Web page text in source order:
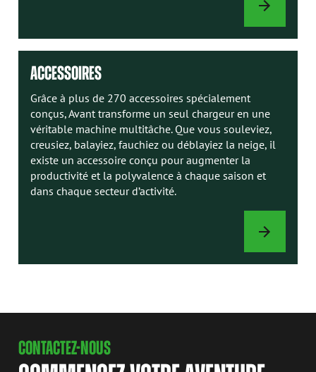
MANUELS
ACCESSOIRES
Grâce à plus de 270 accessoires spécialement
conçus, Avant transforme un seul chargeur en une
véritable machine multitâche. Que vous souleviez,
creusiez, balayiez, fauchiez ou déblayiez la neige, il
existe un accessoire conçu pour augmenter la
productivité et la polyvalence à chaque saison et
dans chaque secteur d’activité.
ACCESSOIRES
CONTACTEZ-NOUS